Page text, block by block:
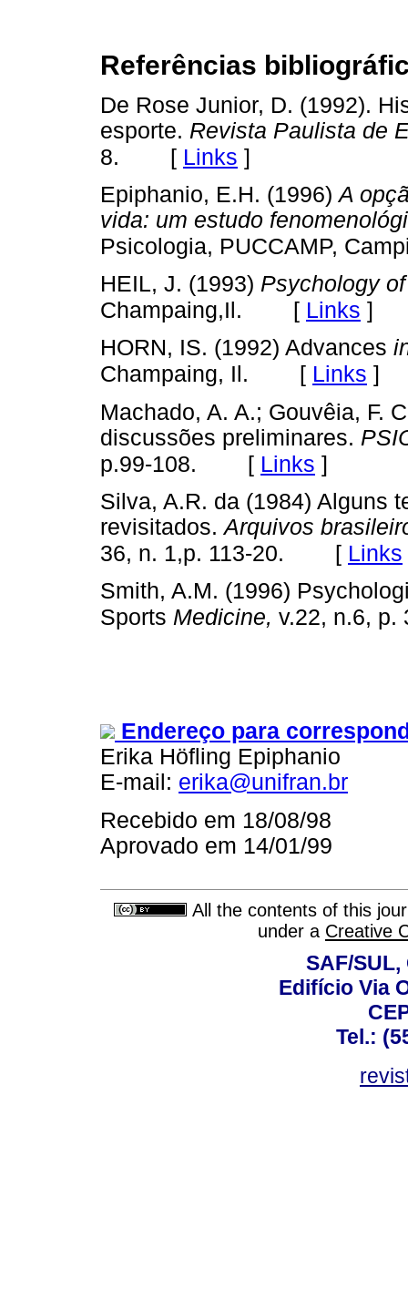
Referências
De Rose Junior, D. (1992).
esporte. Revista Paulista de
8. [ Links ]
Epiphanio, E.H. (1996)A
vida: um estudo
Psicologia, PUCCAMP,
HEIL, J. (1993) Psychology
Champaing,Il. [ Links ]
HORN, IS. (1992) Advances
Champaing, Il. [ Links ]
Machado, A. A.; Gouvêia, F.
discussões preliminares.
p.99-108. [ Links ]
Silva, A.R. da (1984) Alguns
revisitados.Arquivos
36, n. 1,p. 113-20. [ Links
Smith, A.M. (1996)
Sports Medicine, v.22, n.6, p.
Endereço para
Erika Höfling Epiphanio
E-mail: erika@unifran.br
Recebido em 18/08/98
Aprovado em 14/01/99
All the contents of this
under a Creative
SAF/
Edifício Via
Tel.: